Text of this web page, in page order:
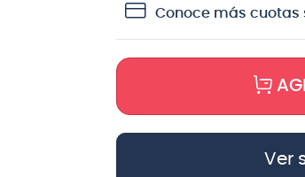
Conoce más cuotas
Ver